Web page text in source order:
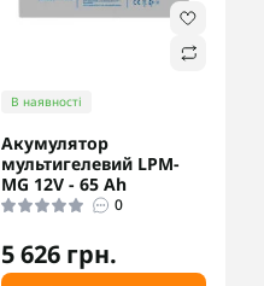
В наявності
Акумулятор
мультигелевий LPM-
MG 12V - 65 Ah
0
5 626 грн.